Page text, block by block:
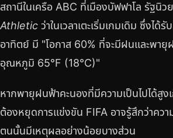
สถานีในเครือ ABC ที่เมืองบัฟฟาโล รัฐนิ
Athletic ว่าในเวลาเตะเริ่มเกมเดิม ซึ่งได้
อาทิตย์ มี "โอกาส 60% ที่จะมีฝนและพายุ
อุณหภูมิ 65°F (18°C)"
หากพายุฝนฟ้าคะนองที่มีความเป็นไปได้สูง
ต้องหยุดการแข่งขัน FIFA อาจรู้สึกว่าคว
ตนนั้นมีเหตุผลอย่างน้อยบางส่วน